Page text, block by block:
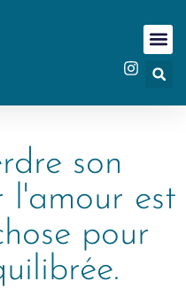
son
l'amour est
pour